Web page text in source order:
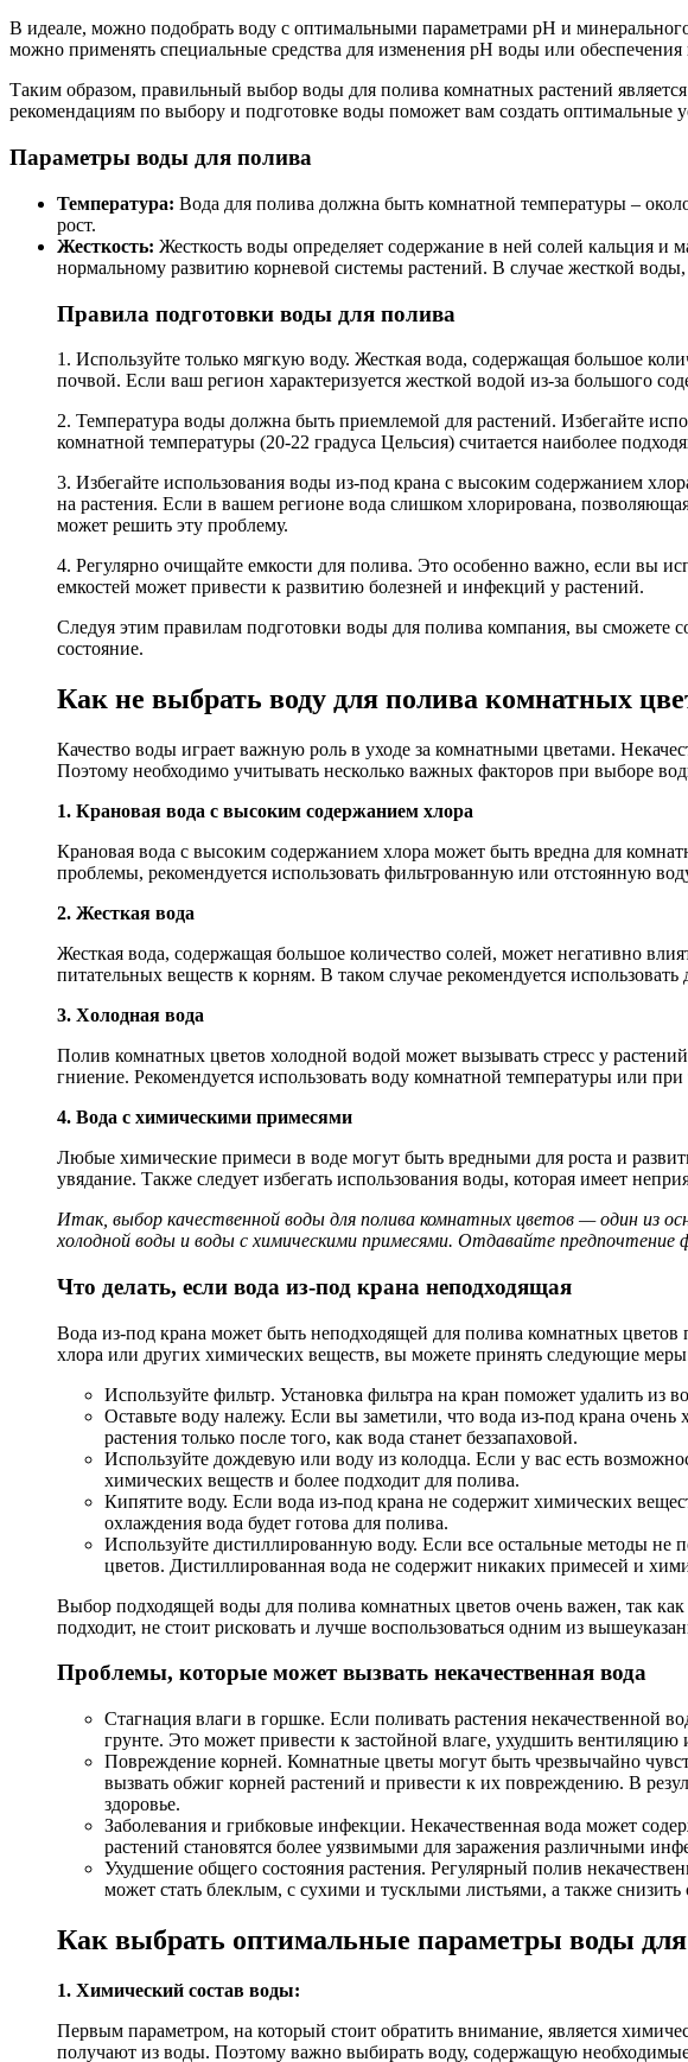
В идеале, можно подобрать воду с оптимальными параметрами pH и
можно применять специальные средства для изменения pH воды или обеспечения
Таким образом, правильный выбор воды для полива комнатных растений
рекомендациям по выбору и подготовке воды поможет вам создать оптимальные
Параметры воды для полива
Температура: Вода для полива должна быть комнатной температуры –
рост.
Жесткость: Жесткость воды определяет содержание в ней солей кальция
нормальному развитию корневой системы растений. В случае жесткой
Правила подготовки воды для полива
1. Используйте только мягкую воду. Жесткая вода, содержащая большое
почвой. Если ваш регион характеризуется жесткой водой из-за большого
2. Температура воды должна быть приемлемой для растений. Избегайте
комнатной температуры (20-22 градуса Цельсия) считается наиболее
3. Избегайте использования воды из-под крана с высоким содержанием
на растения. Если в вашем регионе вода слишком хлорирована,
может решить эту проблему.
4. Регулярно очищайте емкости для полива. Это особенно важно, если вы
емкостей может привести к развитию болезней и инфекций у растений.
Следуя этим правилам подготовки воды для полива компания, вы сможете
состояние.
Как не выбрать воду для полива комнатных
Качество воды играет важную роль в уходе за комнатными цветами.
Поэтому необходимо учитывать несколько важных факторов при выборе
1. Крановая вода с высоким содержанием хлора
Крановая вода с высоким содержанием хлора может быть вредна для
проблемы, рекомендуется использовать фильтрованную или отстоянную
2. Жесткая вода
Жесткая вода, содержащая большое количество солей, может негативно
питательных веществ к корням. В таком случае рекомендуется
3. Холодная вода
Полив комнатных цветов холодной водой может вызывать стресс у
гниение. Рекомендуется использовать воду комнатной температуры или
4. Вода с химическими примесями
Любые химические примеси в воде могут быть вредными для роста и
увядание. Также следует избегать использования воды, которая имеет
Итак, выбор качественной воды для полива комнатных цветов — один из
холодной воды и воды с химическими примесями. Отдавайте
Что делать, если вода из-под крана неподходящая
Вода из-под крана может быть неподходящей для полива комнатных
хлора или других химических веществ, вы можете принять следующие
Используйте фильтр. Установка фильтра на кран поможет удалить из
Оставьте воду належу. Если вы заметили, что вода из-под крана
растения только после того, как вода станет беззапаховой.
Используйте дождевую или воду из колодца. Если у вас есть
химических веществ и более подходит для полива.
Кипятите воду. Если вода из-под крана не содержит химических
охлаждения вода будет готова для полива.
Используйте дистиллированную воду. Если все остальные методы
цветов. Дистиллированная вода не содержит никаких примесей и
Выбор подходящей воды для полива комнатных цветов очень важен, так как
подходит, не стоит рисковать и лучше воспользоваться одним из
Проблемы, которые может вызвать некачественная вода
Стагнация влаги в горшке. Если поливать растения некачественной
грунте. Это может привести к застойной влаге, ухудшить вентиляцию
Повреждение корней. Комнатные цветы могут быть чрезвычайно
вызвать обжиг корней растений и привести к их повреждению. В
здоровье.
Заболевания и грибковые инфекции. Некачественная вода может
растений становятся более уязвимыми для заражения различными
Ухудшение общего состояния растения. Регулярный полив
может стать блеклым, с сухими и тусклыми листьями, а также
Как выбрать оптимальные параметры воды
1. Химический состав воды:
Первым параметром, на который стоит обратить внимание, является
получают из воды. Поэтому важно выбирать воду, содержащую